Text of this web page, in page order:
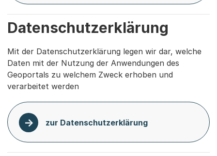
Datenschutzerklärung
Mit der Datenschutzerklärung legen wir dar, welche
Daten mit der Nutzung der Anwendungen des
Geoportals zu welchem Zweck erhoben und
verarbeitet werden
zur Datenschutzerklärung